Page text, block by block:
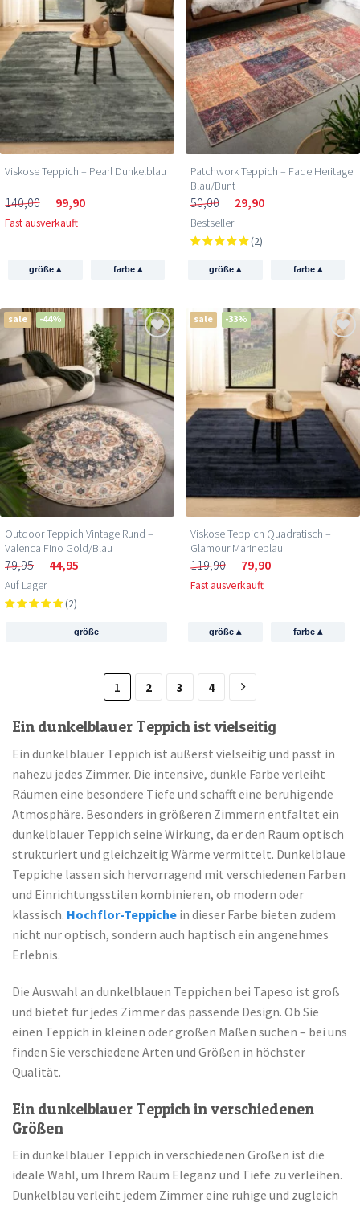
Viskose Teppich – Pearl Dunkelblau
140,00 99,90
Fast ausverkauft
größe▴ farbe ▴
Patchwork Teppich – Fade Heritage
Blau/Bunt
50,00 29,90
Bestseller
(2)
größe▴ farbe ▴
sale -44%
Outdoor Teppich Vintage Rund –
Valenca Fino Gold/Blau
79,95 44,95
Auf Lager
(2)
größe
sale -33%
Viskose Teppich Quadratisch –
Glamour Marineblau
119,90 79,90
Fast ausverkauft
größe▴ farbe ▴
1 2 3 4
Ein dunkelblauer Teppich ist vielseitig
Ein dunkelblauer Teppich ist äußerst vielseitig und passt in
nahezu jedes Zimmer. Die intensive, dunkle Farbe verleiht
Räumen eine besondere Tiefe und schafft eine beruhigende
Atmosphäre. Besonders in größeren Zimmern entfaltet ein
dunkelblauer Teppich seine Wirkung, da er den Raum optisch
strukturiert und gleichzeitig Wärme vermittelt. Dunkelblaue
Teppiche lassen sich hervorragend mit verschiedenen Farben
und Einrichtungsstilen kombinieren, ob modern oder
klassisch. Hochflor-Teppiche in dieser Farbe bieten zudem
nicht nur optisch, sondern auch haptisch ein angenehmes
Erlebnis.
Die Auswahl an dunkelblauen Teppichen bei Tapeso ist groß
und bietet für jedes Zimmer das passende Design. Ob Sie
einen Teppich in kleinen oder großen Maßen suchen – bei uns
finden Sie verschiedene Arten und Größen in höchster
Qualität.
Ein dunkelblauer Teppich in verschiedenen
Größen
Ein dunkelblauer Teppich in verschiedenen Größen ist die
ideale Wahl, um Ihrem Raum Eleganz und Tiefe zu verleihen.
Dunkelblau verleiht jedem Zimmer eine ruhige und zugleich